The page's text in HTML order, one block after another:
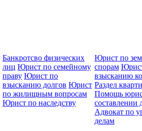
Банкротсво физических
лиц Юрист по семейному
праву Юрист по
взысканию долгов Юрист
по жилищным вопросам
Юрист по наследству
Юрист по
спорам
взысканию
Раздел
Помощь
составлении
Адвокат по
делам